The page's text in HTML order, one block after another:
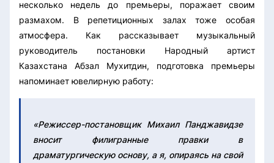
несколько недель до премьеры, поражает своим
размахом. В репетиционных залах тоже особая
атмосфера. Как рассказывает музыкальный
руководитель постановки Народный артист
Казахстана Абзал Мухитдин, подготовка премьеры
напоминает ювелирную работу:
«Режиссер-постановщик Михаил Панджавидзе
вносит филигранные правки в
драматургическую основу, а я, опираясь на свой